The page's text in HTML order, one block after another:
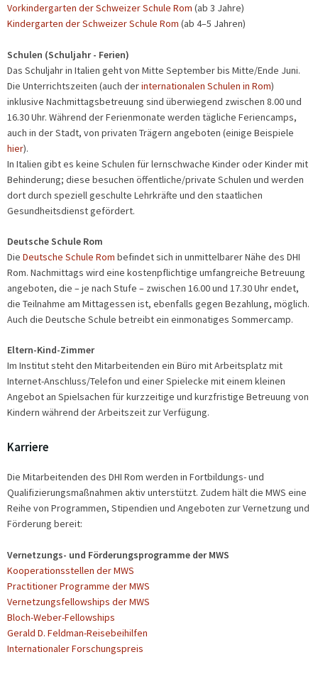
Vorkindergarten der Schweizer Schule Rom (ab 3 Jahre)
Kindergarten der Schweizer Schule Rom (ab 4–5 Jahren)
Schulen (Schuljahr - Ferien)
Das Schuljahr in Italien geht von Mitte September bis Mitte/Ende Juni.
Die Unterrichtszeiten (auch derinternationalen Schulen in Rom)
inklusive Nachmittagsbetreuung sind überwiegend zwischen 8.00 und
16.30 Uhr. Während der Ferienmonate werden tägliche Feriencamps,
auch in der Stadt, von privaten Trägern angeboten (einige Beispiele
hier).
In Italien gibt es keine Schulen für lernschwache Kinder oder Kinder mit
Behinderung; diese besuchen öffentliche/private Schulen und werden
dort durch speziell geschulte Lehrkräfte und den staatlichen
Gesundheitsdienst gefördert.
Deutsche Schule Rom
Die Deutsche Schule Rom befindet sich in unmittelbarer Nähe des DHI
Rom. Nachmittags wird eine kostenpflichtige umfangreiche Betreuung
angeboten, die – je nach Stufe – zwischen 16.00 und 17.30 Uhr endet,
die Teilnahme am Mittagessen ist, ebenfalls gegen Bezahlung, möglich.
Auch die Deutsche Schule betreibt ein einmonatiges Sommercamp.
Eltern-Kind-Zimmer
Im Institut steht den Mitarbeitenden ein Büro mit Arbeitsplatz mit
Internet-Anschluss/Telefon und einer Spielecke mit einem kleinen
Angebot an Spielsachen für kurzzeitige und kurzfristige Betreuung von
Kindern während der Arbeitszeit zur Verfügung.
Karriere
Die Mitarbeitenden des DHI Rom werden in Fortbildungs- und
Qualifizierungsmaßnahmen aktiv unterstützt. Zudem hält die MWS eine
Reihe von Programmen, Stipendien und Angeboten zur Vernetzung und
Förderung bereit:
Vernetzungs- und Förderungsprogramme der MWS
Kooperationsstellen der MWS
Practitioner Programme der MWS
Vernetzungsfellowships der MWS
Bloch-Weber-Fellowships
Gerald D. Feldman-Reisebeihilfen
Internationaler Forschungspreis